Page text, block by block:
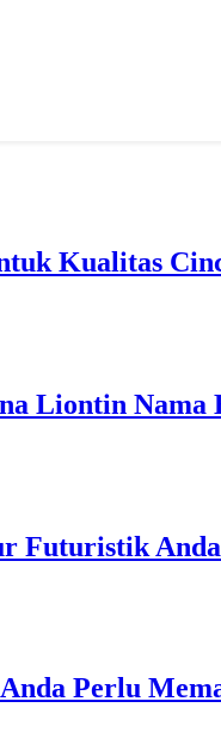
Kualitas
Liontin
Futuristik
Perlu